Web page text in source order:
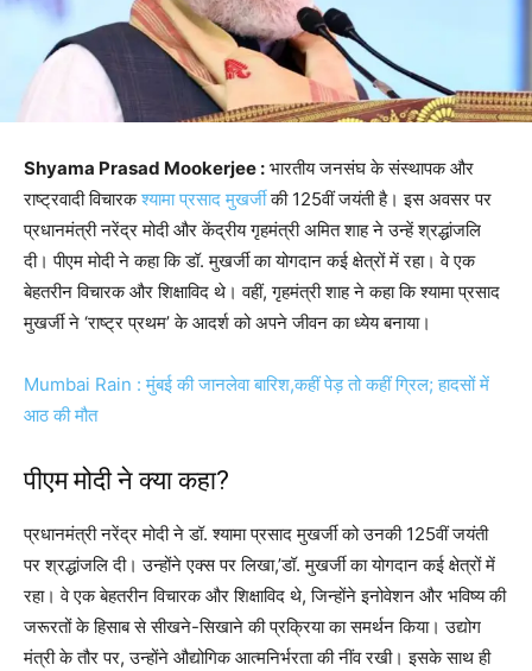
Shyama Prasad Mookerjee : भारतीय जनसंघ के संस्थापक और
राष्ट्रवादी विचारकश्यामा प्रसाद मुखर्जीकी 125वीं जयंती है। इस अवसर पर
प्रधानमंत्री नरेंद्र मोदी और केंद्रीय गृहमंत्री अमित शाह ने उन्हें श्रद्धांजलि
दी। पीएम मोदी ने कहा कि डॉ. मुखर्जी का योगदान कई क्षेत्रों में रहा। वे एक
बेहतरीन विचारक और शिक्षाविद थे। वहीं, गृहमंत्री शाह ने कहा कि श्यामा प्रसाद
मुखर्जी ने ‘राष्ट्र प्रथम’ के आदर्श को अपने जीवन का ध्येय बनाया।
Mumbai Rain : मुंबई की जानलेवा बारिश,कहीं पेड़ तो कहीं ग्रिल; हादसों में
आठ की मौत
पीएम मोदी ने क्या कहा?
प्रधानमंत्री नरेंद्र मोदी ने डॉ. श्यामा प्रसाद मुखर्जी को उनकी 125वीं जयंती
पर श्रद्धांजलि दी। उन्होंने एक्स पर लिखा,’डॉ. मुखर्जी का योगदान कई क्षेत्रों में
रहा। वे एक बेहतरीन विचारक और शिक्षाविद थे, जिन्होंने इनोवेशन और भविष्य की
जरूरतों के हिसाब से सीखने-सिखाने की प्रक्रिया का समर्थन किया। उद्योग
मंत्री के तौर पर, उन्होंने औद्योगिक आत्मनिर्भरता की नींव रखी। इसके साथ ही